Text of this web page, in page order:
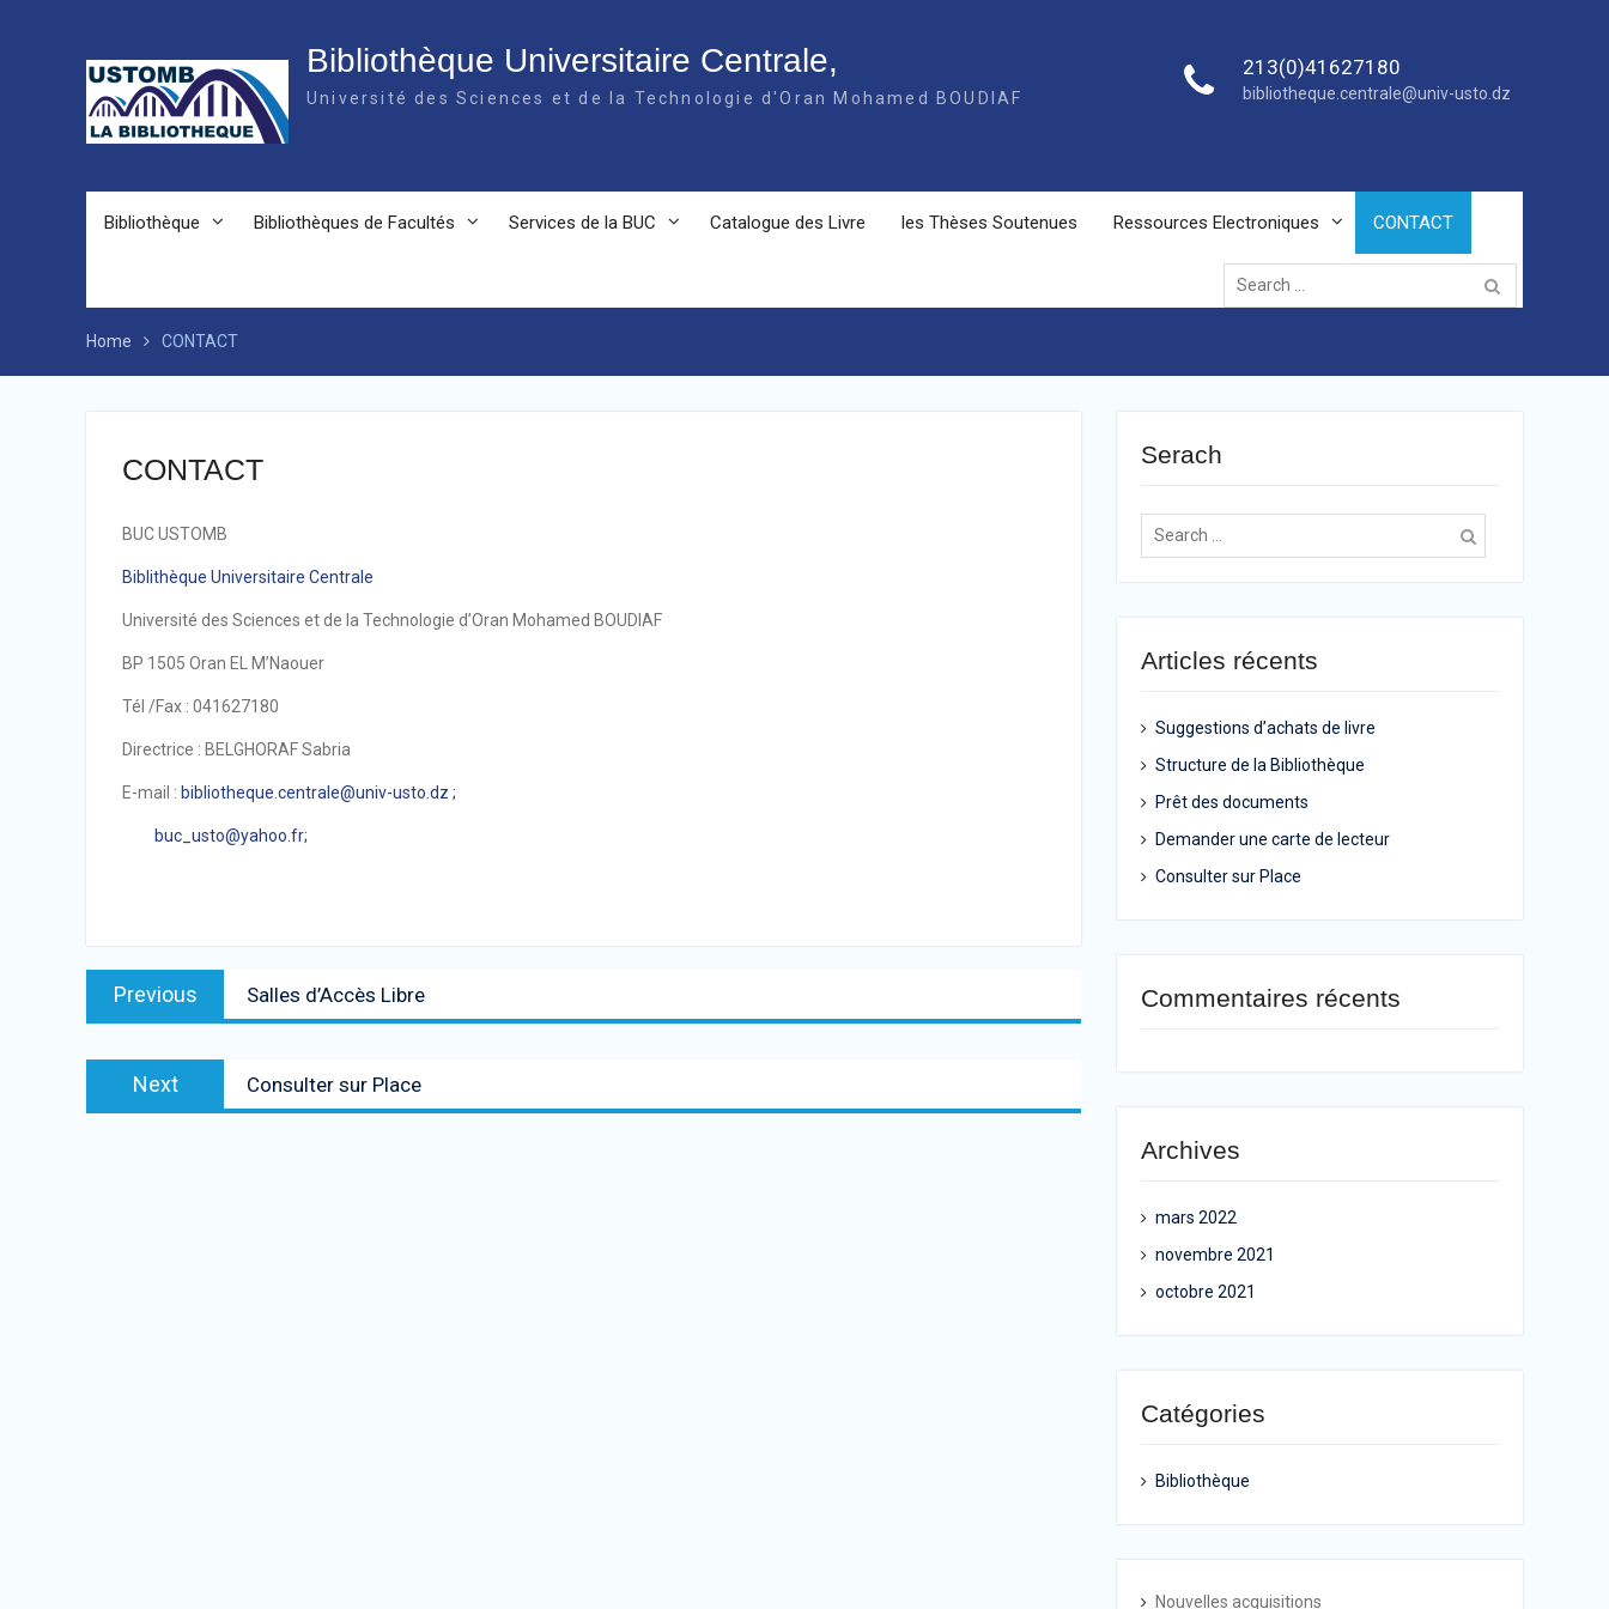
Bibliothèque Universitaire Centrale,
Université des Sciences et de la Technologie d'Oran Mohamed BOUDIAF
213(0)41627180
bibliotheque.centrale@univ-usto.dz
Bibliothèque Bibliothèques de Facultés Services de la BUC Catalogue des Livre les Thèses Soutenues Ressources Electroniques CONTACT
Home CONTACT
CONTACT
BUC USTOMB
Biblithèque Universitaire Centrale
Université des Sciences et de la Technologie d’Oran Mohamed BOUDIAF
BP 1505 Oran EL M’Naouer
Tél /Fax : 041627180
Directrice : BELGHORAF Sabria
E-mail : bibliotheque.centrale@univ-usto.dz ;
buc_usto@yahoo.fr;
Previous Salles d’Accès Libre
Next Consulter sur Place
Serach
Articles récents
Suggestions d’achats de livre
Structure de la Bibliothèque
Prêt des documents
Demander une carte de lecteur
Consulter sur Place
Commentaires récents
Archives
mars 2022
novembre 2021
octobre 2021
Catégories
Bibliothèque
Nouvelles acquisitions